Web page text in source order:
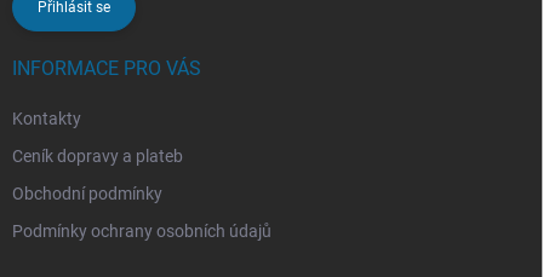
Přihlásit se
INFORMACE PRO VÁS
Kontakty
Ceník dopravy a plateb
Obchodní podmínky
Podmínky ochrany osobních údajů